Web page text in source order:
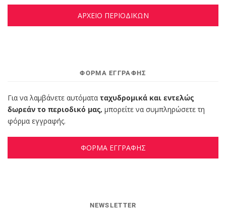
ΑΡΧΕΙΟ ΠΕΡΙΟΔΙΚΩΝ
ΦΌΡΜΑ ΕΓΓΡΑΦΉΣ
Για να λαμβάνετε αυτόματα ταχυδρομικά και εντελώς
δωρεάν το περιοδικό μας, μπορείτε να συμπληρώσετε τη
φόρμα εγγραφής.
ΦΟΡΜΑ ΕΓΓΡΑΦΗΣ
NEWSLETTER